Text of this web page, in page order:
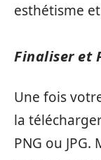
esthétisme
Finaliser et
Une fois
la
PNG ou